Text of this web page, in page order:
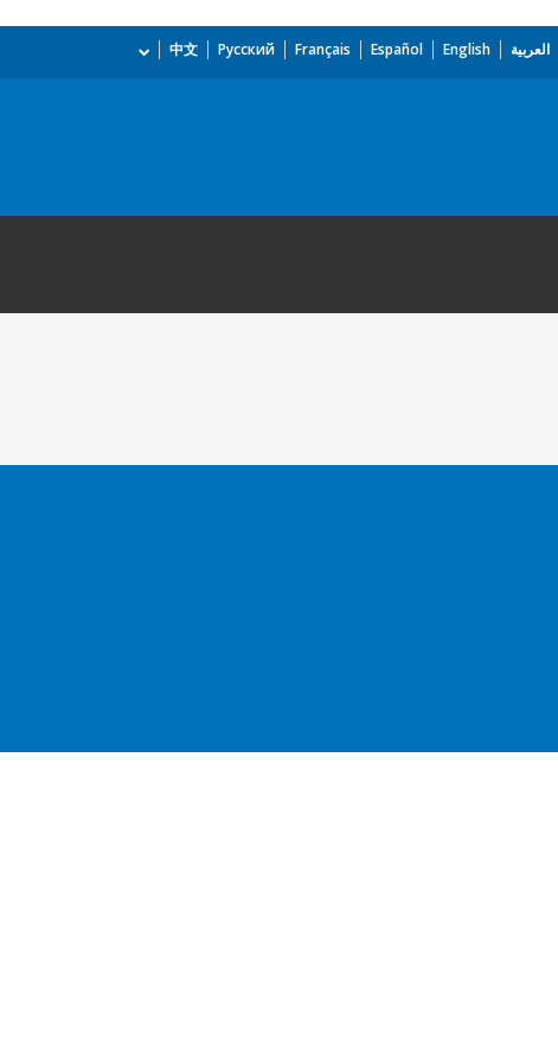
العربية English
Español
Français
Русский
中文